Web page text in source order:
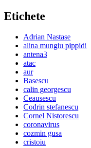
Etichete
Adrian Nastase
alina mungiu pippidi
antena3
atac
aur
Basescu
calin georgescu
Ceausescu
Codrin stefanescu
Cornel Nistorescu
coronavirus
cozmin gusa
cristoiu